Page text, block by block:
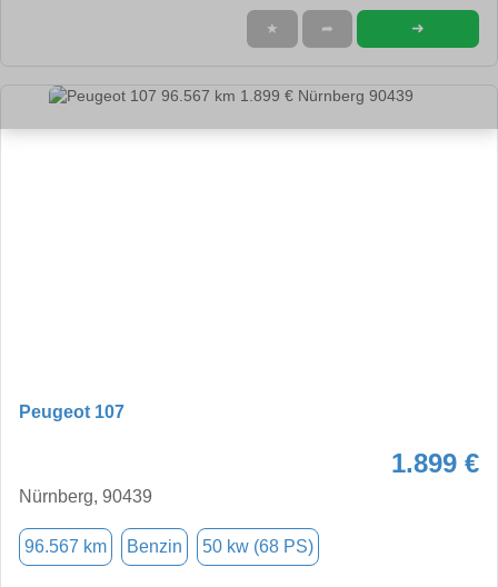
★ ➦ ➜
Peugeot 107
1.899 €
Nürnberg, 90439
96.567 km Benzin 50 kw (68 PS)